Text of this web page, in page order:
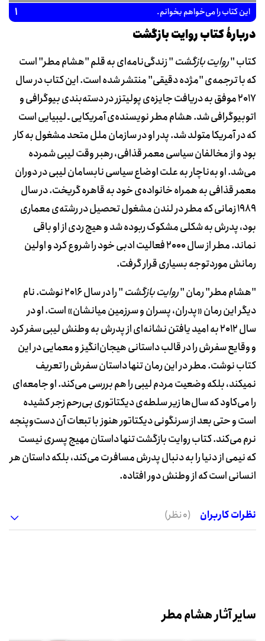
این کتاب را می‌خواهم بخوانم. 1
دربارۀ کتاب روایت بازگشت
کتاب "روایت بازگشت" زندگی‌نامه‌ای به قلم "هشام مطر" است
که با ترجمه‌ی "مژده دقیقی" منتشر شده است. این کتاب در سال
2017 موفق به دریافت جایزه‌ی پولیتزر در دسته‌بندی بیوگرافی و
اتوبیوگرافی شد. هشام مطر نویسنده‌ی آمریکایی ـ لیبیایی است
که در آمریکا متولد شد. پدر او در سازمان ملل متحد مشغول به کار
بود و از مخالفان سیاسی معمر قذافی، رهبر وقت لیبی شمرده
می‌شد. او به‌ناچار به علت اوضاع سیاسی نابسامان لیبی در دوران
معمر قذافی به همراه خانواده‌ی خود به قاهره گریخت. در سال
1989 زمانی که مطر در لندن مشغول تحصیل در رشته‌ی معماری
بود، پدرش به شکلی مشکوک ربوده شد و هیچ ردی از او باقی
نماند. مطر از سال 2000 فعالیت ادبی خود را شروع کرد و اولین
رمانش موردتوجه بسیاری قرار گرفت.
"هشام مطر" رمان "روایت بازگشت
" را در سال 2016 نوشت. نام
دیگر این رمان «پدران، پسران و سرزمین میانشان» است. او در
سال 2012 به امید یافتن نشانه‌ای از پدرش به وطنش لیبی سفر کرد
و وقایع سفرش را در قالب داستانی هیجان‌انگیز و معمایی در این
کتاب نوشت. مطر در این رمان تنها داستان سفرش را تعریف
نمی‎کند، بلکه وضعیت مردم لیبی را هم بررسی می‌کند. او جامعه‌ای
را می‌کاود که سال‌ها زیر سلطه‌ی دیکتاتوری بی‌رحم زجر کشیده
است و حتی بعد از سرنگونی دیکتاتور هنوز با تبعات آن دست‌وپنجه
نرم می‌کند. کتاب روایت بازگشت تنها داستان مهیج پسری نیست
که نیمی از دنیا را به دنبال پدرش مسافرت می‌کند، بلکه داستان هر
انسانی است که از وطنش دور افتاده.
نظرات کاربران (0 نظر)
سایر آثار هشام مطر